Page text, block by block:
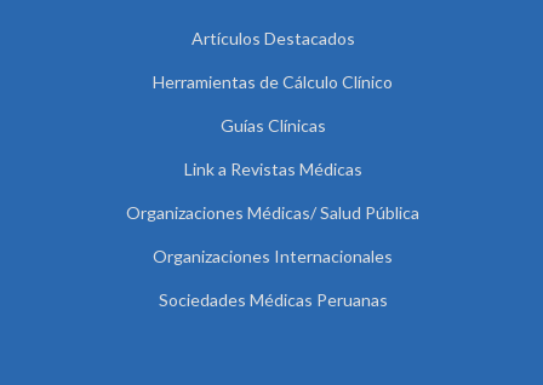
Artículos Destacados
Herramientas de Cálculo Clínico
Guías Clínicas
Link a Revistas Médicas
Organizaciones Médicas/ Salud Pública
Organizaciones Internacionales
Sociedades Médicas Peruanas